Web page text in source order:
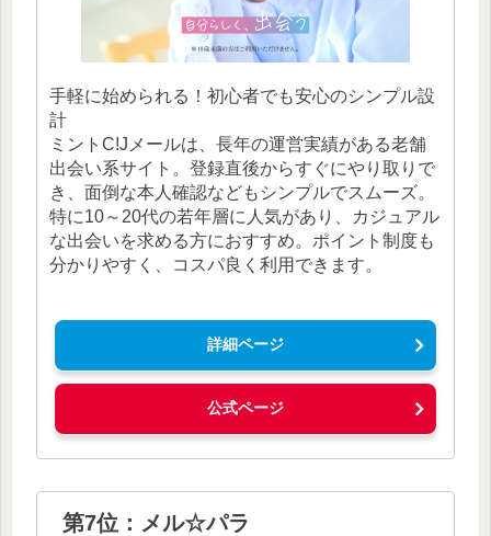
手軽に始められる！初心者でも安心のシンプル設
計
ミントC!Jメールは、長年の運営実績がある老舗
出会い系サイト。登録直後からすぐにやり取りで
き、面倒な本人確認などもシンプルでスムーズ。
特に10～20代の若年層に人気があり、カジュアル
な出会いを求める方におすすめ。ポイント制度も
分かりやすく、コスパ良く利用できます。
詳細ページ
公式ページ
第7位：メル☆パラ